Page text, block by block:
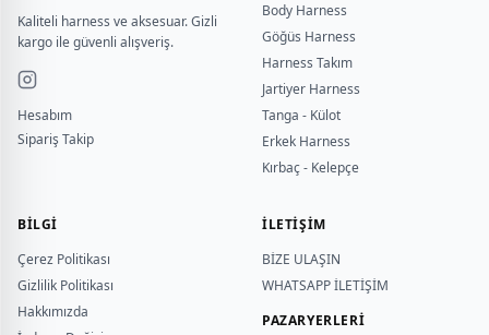
Kaliteli harness ve aksesuar. Gizli
kargo ile güvenli alışveriş.
Hesabım
Sipariş Takip
Body Harness
Göğüs Harness
Harness Takım
Jartiyer Harness
Tanga - Külot
Erkek Harness
Kırbaç - Kelepçe
BILGI
Çerez Politikası
Gizlilik Politikası
Hakkımızda
İLETİŞİM
BİZE ULAŞIN
WHATSAPP İLETİŞİM
PAZARYERLERİ